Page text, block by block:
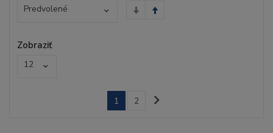
Predvolené
Zobraziť
12
1 2